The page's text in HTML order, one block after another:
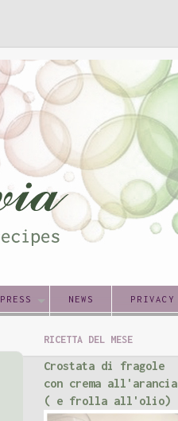
PRESS NEWS PRIVACY
RICETTA DEL MESE
Crostata di fragole
con crema all'arancia
( e frolla all'olio)